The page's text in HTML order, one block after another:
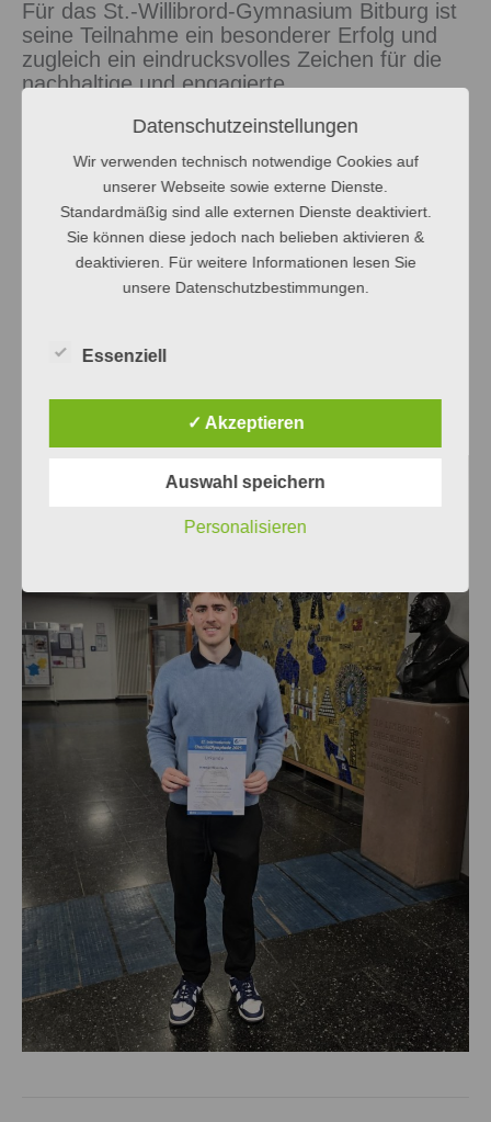
Für das St.-Willibrord-Gymnasium Bitburg ist
seine Teilnahme ein besonderer Erfolg und
zugleich ein eindrucksvolles Zeichen für die
nachhaltige und engagierte
Schule. Dabei unterstreicht Henriks erneute
Qualifikation nicht nur sein
außergewöhnliches fachliches Können
sondern auch seineAusdauer,
Zielstrebigkeit und Begeisterung für die
Chemie .
Bundesrunde viel
Datenschutzeinstellungen
Wir verwenden technisch notwendige Cookies auf
unserer Webseite sowie externe Dienste.
Standardmäßig sind alle externen Dienste deaktiviert.
Sie können diese jedoch nach belieben aktivieren &
deaktivieren. Für weitere Informationen lesen Sie
unsere Datenschutzbestimmungen.
Essenziell
✓ Akzeptieren
Auswahl speichern
Personalisieren